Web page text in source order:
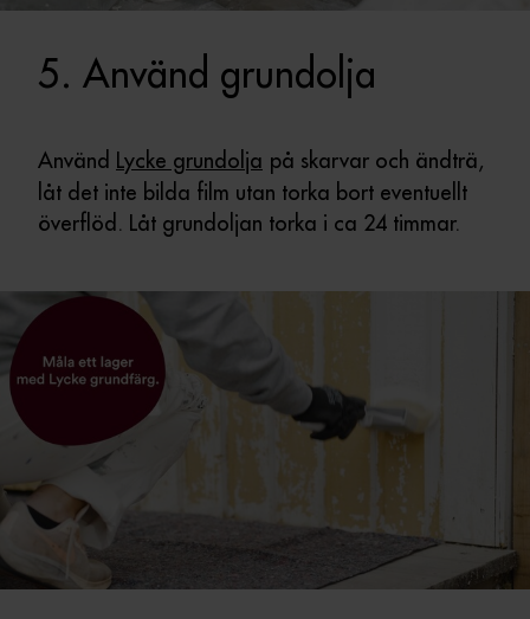
5. Använd grundolja
Använd Lycke grundolja på skarvar och ändträ,
låt det inte bilda film utan torka bort eventuellt
överflöd. Låt grundoljan torka i ca 24 timmar.